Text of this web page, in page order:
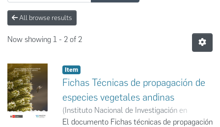
All browse results
Now showing 1 - 2 of 2
Item
Fichas Técnicas de propagación de
especies vegetales andinas
(Instituto Nacional de Investigación en
Glaciares y Ecosistemas de Montaña,2025-
El documento Fichas técnicas de propagación